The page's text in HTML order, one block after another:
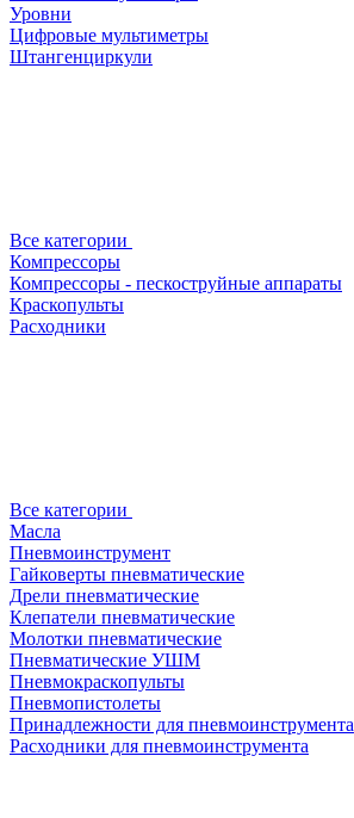
Уровни
Цифровые мультиметры
Штангенциркули
Все категории
Компрессоры
Компрессоры - пескоструйные аппараты
Краскопульты
Расходники
Все категории
Масла
Пневмоинструмент
Гайковерты пневматические
Дрели пневматические
Клепатели пневматические
Молотки пневматические
Пневматические УШМ
Пневмокраскопульты
Пневмопистолеты
Принадлежности для пневмоинструмента
Расходники для пневмоинструмента